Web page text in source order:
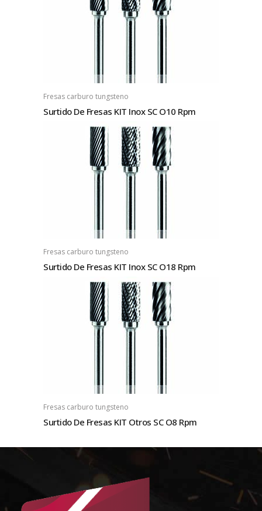
Fresas carburo tungsteno
Surtido De Fresas KIT Inox SC O10 Rpm
Fresas carburo tungsteno
Surtido De Fresas KIT Inox SC O18 Rpm
Fresas carburo tungsteno
Surtido De Fresas KIT Otros SC O8 Rpm